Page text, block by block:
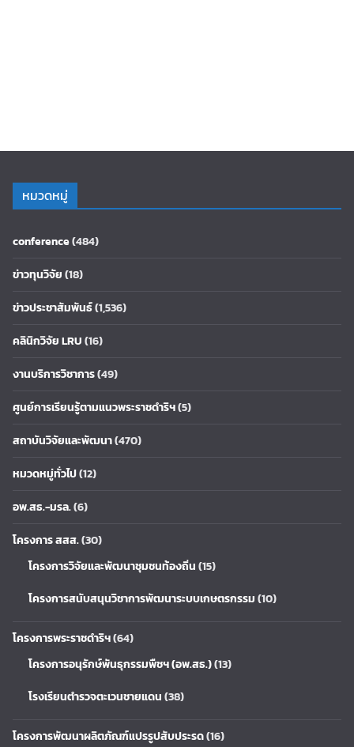
หมวดหมู่
conference(484)
ข่าวทุนวิจัย(18)
ข่าวประชาสัมพันธ์(1,536)
คลินิกวิจัย LRU(16)
งานบริการวิชาการ(49)
ศูนย์การเรียนรู้ตามแนวพระราชดำริฯ(5)
สถาบันวิจัยและพัฒนา(470)
หมวดหมู่ทั่วไป(12)
อพ.สธ.-มรล.(6)
โครงการ สสส.(30)
โครงการวิจัยและพัฒนาชุมชนท้องถิ่น(15)
โครงการสนับสนุนวิชาการพัฒนาระบบเกษตรกรรม(10)
โครงการพระราชดำริฯ(64)
โครงการอนุรักษ์พันธุกรรมพืชฯ (อพ.สธ.)(13)
โรงเรียนตำรวจตะเวนชายแดน(38)
โครงการพัฒนาผลิตภัณฑ์แปรรูปสับประรด(16)